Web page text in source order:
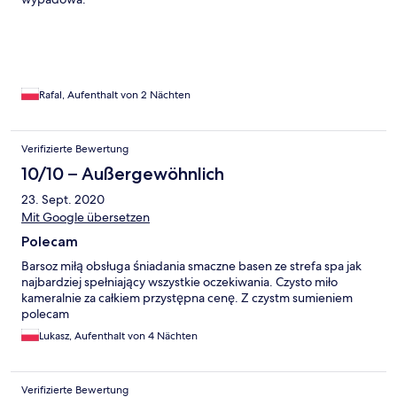
während des einwöchigen Aufenthaltes • Betten wurden
Rafal, Aufenthalt von 2 Nächten
Verifizierte Bewertung
10/10 – Außergewöhnlich
23. Sept. 2020
Mit Google übersetzen
Polecam
Barsoz miłą obsługa śniadania smaczne basen ze strefa spa jak
najbardziej spełniający wszystkie oczekiwania. Czysto miło
kameralnie za całkiem przystępna cenę. Z czystm sumieniem
polecam
Lukasz, Aufenthalt von 4 Nächten
Verifizierte Bewertung